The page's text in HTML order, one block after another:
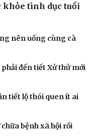
khỏe tình dục tuổi
nên uống cùng cà
đến tiết Xử thử mới
tiết lộ thói quen ít ai
bệnh xã hội rồi